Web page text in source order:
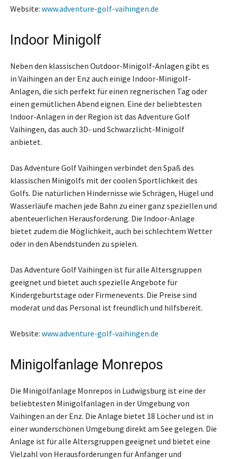
Website: www.adventure-golf-vaihingen.de
Indoor Minigolf
Neben den klassischen Outdoor-Minigolf-Anlagen gibt es
in Vaihingen an der Enz auch einige Indoor-Minigolf-
Anlagen, die sich perfekt für einen regnerischen Tag oder
einen gemütlichen Abend eignen. Eine der beliebtesten
Indoor-Anlagen in der Region ist das Adventure Golf
Vaihingen, das auch 3D- und Schwarzlicht-Minigolf
anbietet.
Das Adventure Golf Vaihingen verbindet den Spaß des
klassischen Minigolfs mit der coolen Sportlichkeit des
Golfs. Die natürlichen Hindernisse wie Schrägen, Hügel und
Wasserläufe machen jede Bahn zu einer ganz speziellen und
abenteuerlichen Herausforderung. Die Indoor-Anlage
bietet zudem die Möglichkeit, auch bei schlechtem Wetter
oder in den Abendstunden zu spielen.
Das Adventure Golf Vaihingen ist für alle Altersgruppen
geeignet und bietet auch spezielle Angebote für
Kindergeburtstage oder Firmenevents. Die Preise sind
moderat und das Personal ist freundlich und hilfsbereit.
Website: www.adventure-golf-vaihingen.de
Minigolfanlage Monrepos
Die Minigolfanlage Monrepos in Ludwigsburg ist eine der
beliebtesten Minigolfanlagen in der Umgebung von
Vaihingen an der Enz. Die Anlage bietet 18 Löcher und ist in
einer wunderschönen Umgebung direkt am See gelegen. Die
Anlage ist für alle Altersgruppen geeignet und bietet eine
Vielzahl von Herausforderungen für Anfänger und